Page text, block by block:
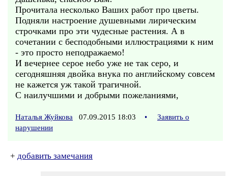
Прочитала несколько Ваших работ про цветы.
Подняли настроение душевными лирическим
строчками про эти чудесные растения. А в
сочетании с бесподобными иллюстрациями к ним
- это просто неподражаемо!
И вечернее серое небо уже не так серо, и
сегодняшняя двойка внука по английскому совсем
не кажется уж такой трагичной.
С наилучшими и добрыми пожеланиями,
Наталья Жуйкова 07.09.2015 18:03 •
Заявить о
нарушении
+ добавить замечания